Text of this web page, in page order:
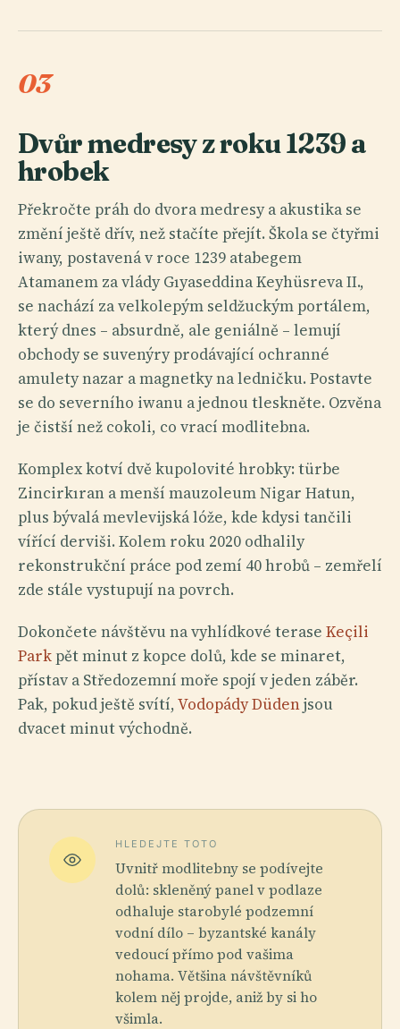
03
Dvůr medresy z roku 1239 a
hrobek
Překročte práh do dvora medresy a akustika se
změní ještě dřív, než stačíte přejít. Škola se čtyřmi
iwany, postavená v roce 1239 atabegem
Atamanem za vlády Gıyaseddina Keyhüsreva II.,
se nachází za velkolepým seldžuckým portálem,
který dnes – absurdně, ale geniálně – lemují
obchody se suvenýry prodávající ochranné
amulety nazar a magnetky na ledničku. Postavte
se do severního iwanu a jednou tleskněte. Ozvěna
je čistší než cokoli, co vrací modlitebna.
Komplex kotví dvě kupolovité hrobky: türbe
Zincirkıran a menší mauzoleum Nigar Hatun,
plus bývalá mevlevijská lóže, kde kdysi tančili
vířící derviši. Kolem roku 2020 odhalily
rekonstrukční práce pod zemí 40 hrobů – zemřelí
zde stále vystupují na povrch.
Dokončete návštěvu na vyhlídkové terase Keçili
Park pět minut z kopce dolů, kde se minaret,
přístav a Středozemní moře spojí v jeden záběr.
Pak, pokud ještě svítí,Vodopády Düdenjsou
dvacet minut východně.
HLEDEJTE TOTO
Uvnitř modlitebny se podívejte
dolů: skleněný panel v podlaze
odhaluje starobylé podzemní
vodní dílo – byzantské kanály
vedoucí přímo pod vašima
nohama. Většina návštěvníků
kolem něj projde, aniž by si ho
všimla.